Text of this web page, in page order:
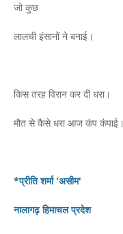
जो कुछ
लालची इंसानों ने बनाई।
किस तरह विरान कर दी धरा।
मौत से कैसे धरा आज कंप कंपाई।
*प्रीति शर्मा 'असीम'
नालागढ़ हिमाचल प्रदेश